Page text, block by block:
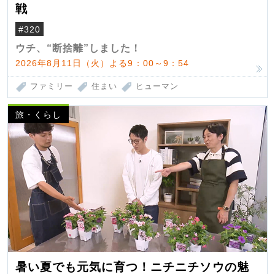
戦
#320
ウチ、“断捨離”しました！
2026年8月11日（火）よる9：00～9：54
ファミリー 住まい ヒューマン
旅・くらし
暑い夏でも元気に育つ！ニチニチソウの魅